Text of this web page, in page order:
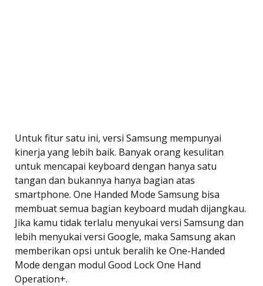
Untuk fitur satu ini, versi Samsung mempunyai
kinerja yang lebih baik. Banyak orang kesulitan
untuk mencapai keyboard dengan hanya satu
tangan dan bukannya hanya bagian atas
smartphone. One Handed Mode Samsung bisa
membuat semua bagian keyboard mudah dijangkau.
Jika kamu tidak terlalu menyukai versi Samsung dan
lebih menyukai versi Google, maka Samsung akan
memberikan opsi untuk beralih ke One-Handed
Mode dengan modul Good Lock One Hand
Operation+.